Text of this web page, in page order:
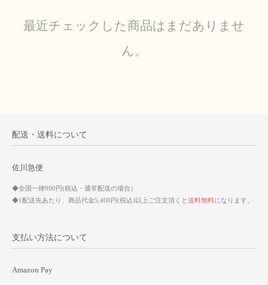
最近チェックした商品はまだありませ
ん。
配送・送料について
佐川急便
◆全国一律990円(税込・通常配送の場合）
◆1配送先あたり、商品代金5,400円(税込)以上ご注文頂くと送料無料になります。
支払い方法について
Amazon Pay